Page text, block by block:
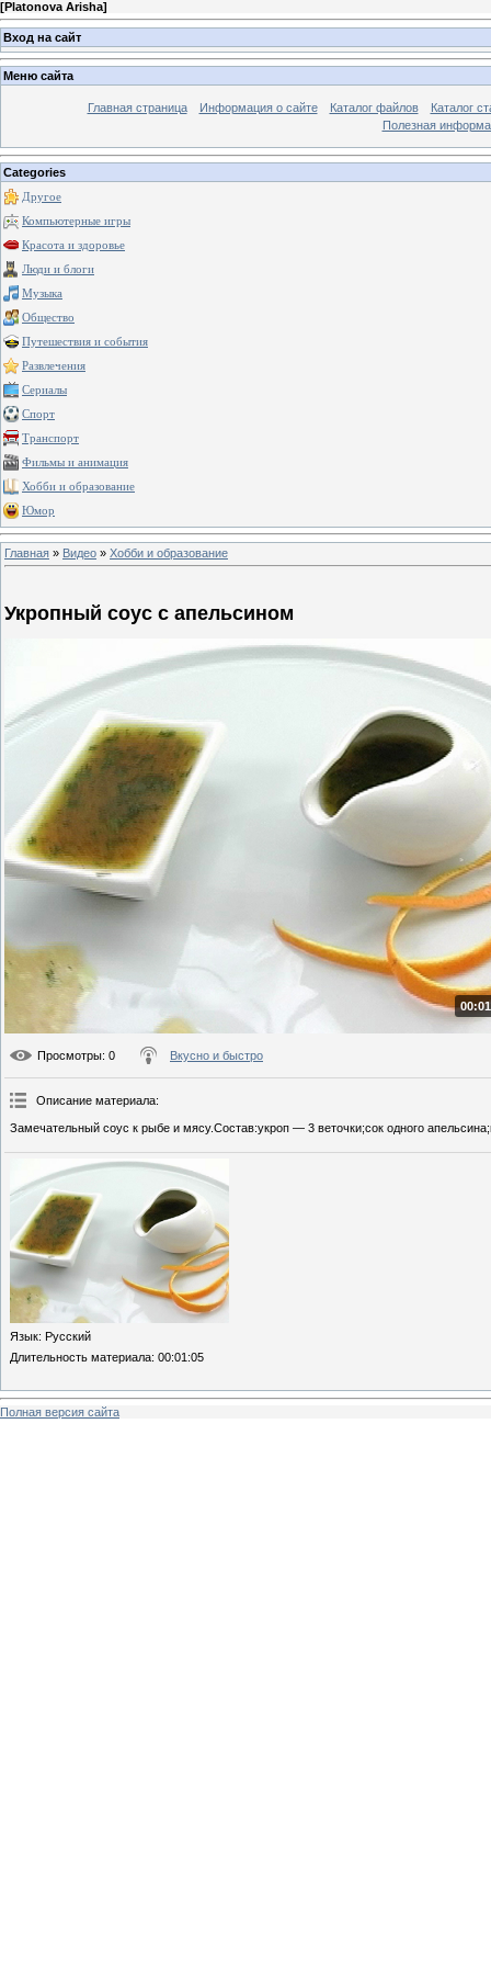
[Platonova Arisha]
Вход на сайт
Меню сайта
Главная страница Информация о сайте Каталог файлов
Каталог
Полезная
Categories
Другое
Компьютерные игры
Красота и здоровье
Люди и блоги
Музыка
Общество
Путешествия и события
Развлечения
Сериалы
Спорт
Транспорт
Фильмы и анимация
Хобби и образование
Юмор
Главная » Видео » Хобби и образование
Укропный соус с апельсином
Просмотры: 0 Вкусно и быстро
Описание материала:
Замечательный соус к рыбе и мясу.Состав:укроп — 3 веточки;сок одного
Язык: Русский
Длительность материала: 00:01:05
Полная версия сайта